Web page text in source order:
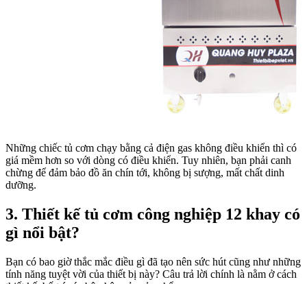
Những chiếc tủ cơm chạy bằng cả điện gas không điều khiển thì có
giá mềm hơn so với dòng có điều khiển. Tuy nhiên, bạn phải canh
chừng để đảm bảo đồ ăn chín tới, không bị sượng, mất chất dinh
dưỡng.
3. Thiết kế tủ cơm công nghiệp 12 khay có
gì nổi bật?
Bạn có bao giờ thắc mắc điều gì đã tạo nên sức hút cũng như những
tính năng tuyệt vời của thiết bị này? Câu trả lời chính là nằm ở cách